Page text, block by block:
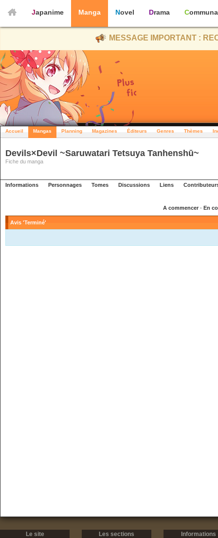
Japanime Manga Novel Drama
MESSAGE IMPORTANT :
Accueil Mangas Planning Magazines Éditeurs Genres Thèmes
Devils×Devil ~Saruwatari Tetsuya Tanhenshū~
Fiche du manga
Informations Personnages Tomes Discussions Liens
A commencer- En
Avis 'Terminé'
Le site
Les sections
Informations